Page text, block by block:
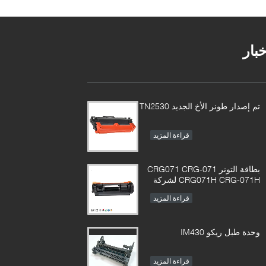
أخبار
تم إصدار طونر الأخ الجديد TN2530
قراءة المزيد
بطاقة التونر CRG071 CRG-071
CRG071H CRG-071H لشركة
MF272 MF273 MF275قراءة المزيد
وحدة طبل ريكو IM430
قراءة المزيد